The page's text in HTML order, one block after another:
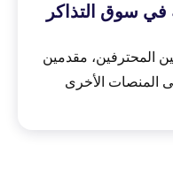
المحترفين، مقدمين
المنصات الأخرى